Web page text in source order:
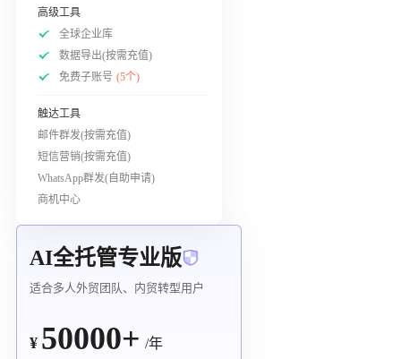
高级工具
全球企业库
数据导出(按需充值)
免费子账号 (5个)
触达工具
邮件群发(按需充值)
短信营销(按需充值)
WhatsApp群发(自助申请)
商机中心
AI全托管专业版
适合多人外贸团队、内贸转型用户
¥ 50000+ /年